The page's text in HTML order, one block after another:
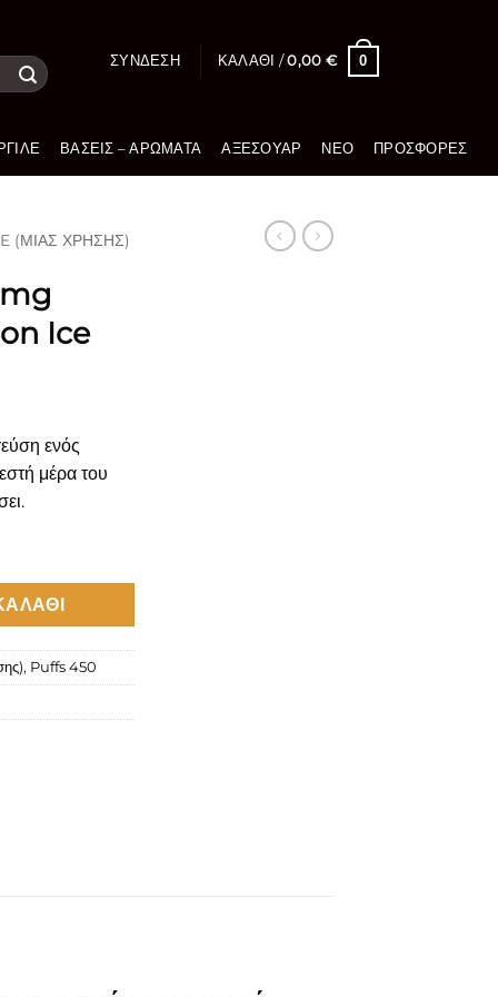
ΣΎΝΔΕΣΗ ΚΑΛΆΘΙ /0,00 € 0
ΒΆΣΕΙΣ – ΑΡΏΜΑΤΑ ΑΞΕΣΟΥΆΡ ΝΈΟ ΠΡΟΣΦΟΡΈΣ
(ΜΙΑΣ ΧΡΉΣΗΣ)
Ice
ενός
μέρα του
, Puffs 450